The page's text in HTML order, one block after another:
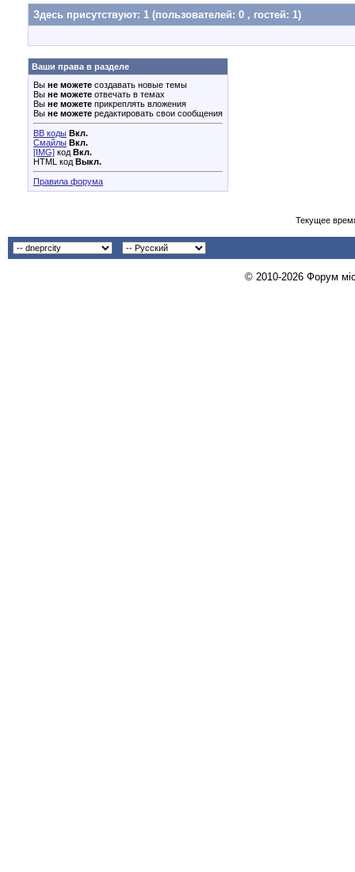
Здесь присутствуют: 1 (пользователей: 0 , гостей: 1)
Ваши права в разделе
Вы не можете создавать новые темы
Вы не можете отвечать в темах
Вы не можете прикреплять вложения
Вы не можете редактировать свои сообщения
BB коды Вкл.
Смайлы Вкл.
[IMG] код Вкл.
HTML код Выкл.
Правила форума
Текущее
© 2010-2026 Форум